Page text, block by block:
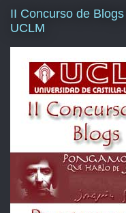
II Concurso de
UCLM